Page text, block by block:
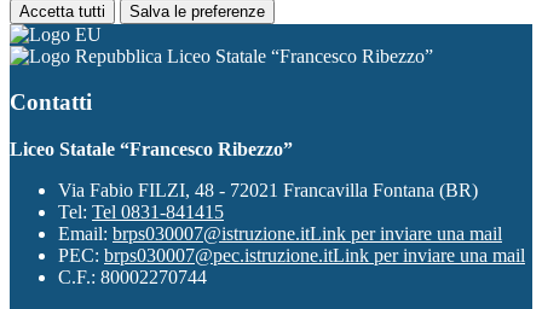
Accetta tutti Salva le preferenze
Liceo Statale “Francesco Ribezzo”
Contatti
Liceo Statale “Francesco Ribezzo”
Via Fabio FILZI, 48 - 72021 Francavilla Fontana (BR)
Tel: Tel 0831-841415
Email: brps030007@istruzione.itLink per inviare una mail
PEC: brps030007@pec.istruzione.itLink per inviare una mail
C.F.: 80002270744